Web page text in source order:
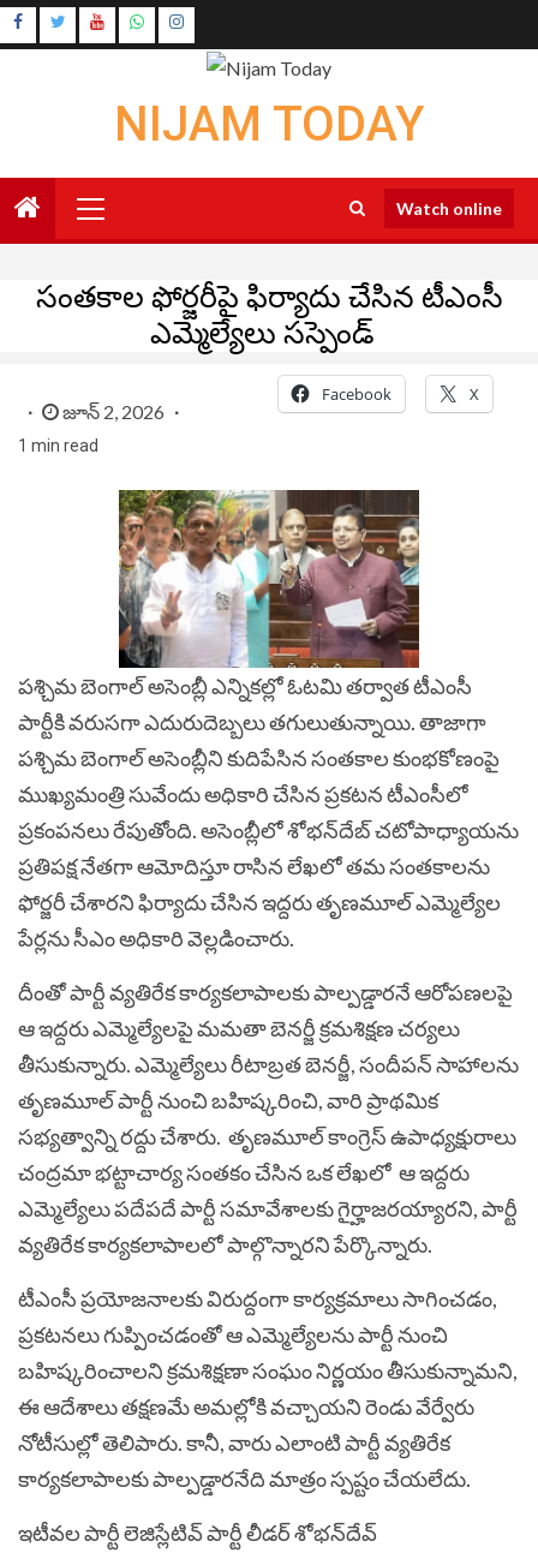
Skip
to
Instagram
NIJAM TODAY
Menu
Watch online
సంతకాల ఫోర్జరీపై ఫిర్యాదు చేసిన టీఎంసీ
ఎమ్మెల్యేలు సస్పెండ్
జూన్ 2, 2026
1 min read
Facebook X
పశ్చిమ బెంగాల్ అసెంబ్లీ ఎన్నికల్లో ఓటమి తర్వాత టీఎంసీ
పార్టీకి వరుసగా ఎదురుదెబ్బలు తగులుతున్నాయి. తాజాగా
పశ్చిమ బెంగాల్ అసెంబ్లీని కుదిపేసిన సంతకాల కుంభకోణంపై
ముఖ్యమంత్రి సువేందు అధికారి చేసిన ప్రకటన టీఎంసీలో
ప్రకంపనలు రేపుతోంది. అసెంబ్లీలో శోభన్‌దేబ్ చటోపాధ్యాయను
ప్రతిపక్ష నేతగా ఆమోదిస్తూ రాసిన లేఖలో తమ సంతకాలను
ఫోర్జరీ చేశారని ఫిర్యాదు చేసిన ఇద్దరు తృణమూల్ ఎమ్మెల్యేల
పేర్లను సీఎం అధికారి వెల్లడించారు.
దీంతో పార్టీ వ్యతిరేక కార్యకలాపాలకు పాల్పడ్డారనే ఆరోపణలపై
ఆ ఇద్దరు ఎమ్మెల్యేలపై మమతా బెనర్జీ క్రమశిక్షణ చర్యలు
తీసుకున్నారు. ఎమ్మెల్యేలు రీటాబ్రత బెనర్జీ, సందీపన్ సాహాలను
తృణమూల్ పార్టీ నుంచి బహిష్కరించి, వారి ప్రాథమిక
సభ్యత్వాన్ని రద్దు చేశారు. తృణమూల్ కాంగ్రెస్ ఉపాధ్యక్షురాలు
చంద్రమా భట్టాచార్య సంతకం చేసిన ఒక లేఖలో ఆ ఇద్దరు
ఎమ్మెల్యేలు పదేపదే పార్టీ సమావేశాలకు గైర్హాజరయ్యారని, పార్టీ
వ్యతిరేక కార్యకలాపాలలో పాల్గొన్నారని పేర్కొన్నారు.
టీఎంసీ ప్రయోజనాలకు విరుద్దంగా కార్యక్రమాలు సాగించడం,
ప్రకటనలు గుప్పించడంతో ఆ ఎమ్మెల్యేలను పార్టీ నుంచి
బహిష్కరించాలని క్రమశిక్షణా సంఘం నిర్ణయం తీసుకున్నామని,
ఈ ఆదేశాలు తక్షణమే అమల్లోకి వచ్చాయని రెండు వేర్వేరు
నోటీసుల్లో తెలిపారు. కానీ, వారు ఎలాంటి పార్టీ వ్యతిరేక
కార్యకలాపాలకు పాల్పడ్డారనేది మాత్రం స్పష్టం చేయలేదు.
ఇటీవల పార్టీ లెజిస్లేటివ్ పార్టీ లీడర్ శోభన్‌దేవ్